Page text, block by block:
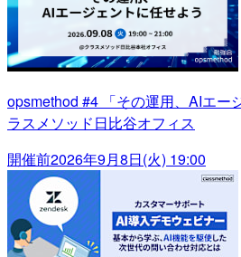
opsmethod #4 「その運用、AIエー
ラスメソッド日比谷オフィス
開催前2026年9月8日(火) 19:00